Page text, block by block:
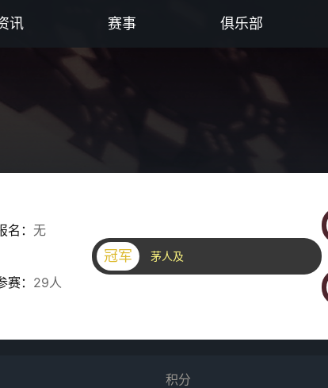
讯 赛事 俱乐部
名： 无
赛： 29人
冠军 茅人及
积分